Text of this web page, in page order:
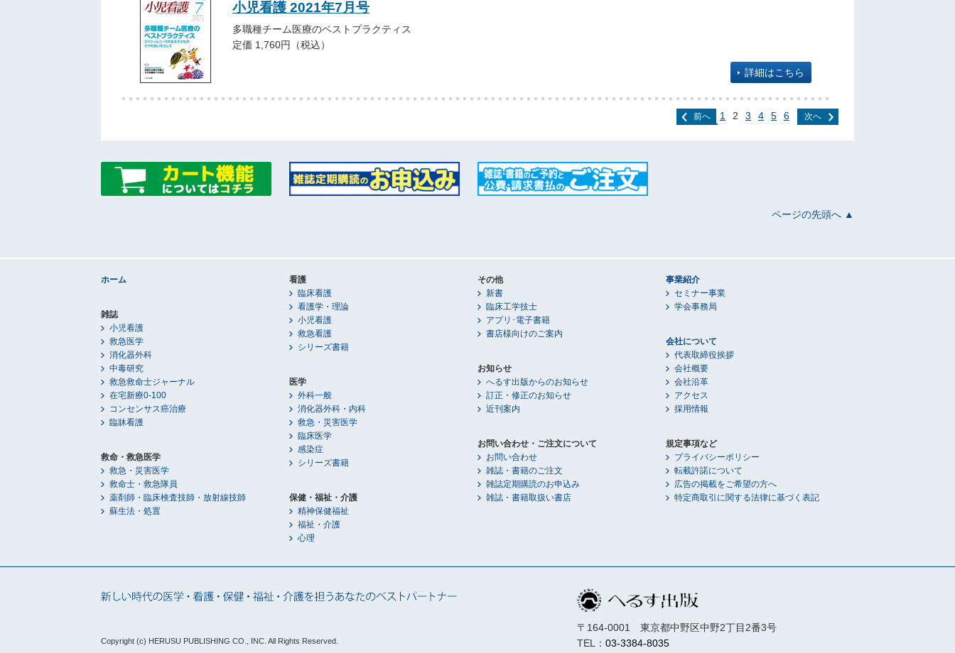
小児看護 2021年7月号
多職種チーム医療のベストプラクティス
定価 1,760円（税込）
詳細はこちら
前へ 1 2 3 4 5 6 次へ
ページの先頭へ ▲
ホーム
雑誌
小児看護
救急医学
消化器外科
中毒研究
救急救命士ジャーナル
在宅新療0-100
コンセンサス癌治療
臨牀看護
救命・救急医学
救急・災害医学
救命士・救急隊員
薬剤師・臨床検査技師・放射線技師
蘇生法・処置
看護
臨床看護
看護学・理論
小児看護
救急看護
シリーズ書籍
医学
外科一般
消化器外科・内科
救急・災害医学
臨床医学
感染症
シリーズ書籍
保健・福祉・介護
精神保健福祉
福祉・介護
心理
その他
新書
臨床工学技士
アプリ･電子書籍
書店様向けのご案内
お知らせ
へるす出版からのお知らせ
訂正・修正のお知らせ
近刊案内
お問い合わせ・ご注文について
お問い合わせ
雑誌・書籍のご注文
雑誌定期購読のお申込み
雑誌・書籍取扱い書店
事業紹介
セミナー事業
学会事務局
会社について
代表取締役挨拶
会社概要
会社沿革
アクセス
採用情報
規定事項など
プライバシーポリシー
転載許諾について
広告の掲載をご希望の方へ
特定商取引に関する法律に基づく表記
〒164-0001 東京都中野区中野2丁目2番3号
TEL： 03-3384-8035
Copyright (c) HERUSU PUBLISHING CO., INC. All Rights Reserved.